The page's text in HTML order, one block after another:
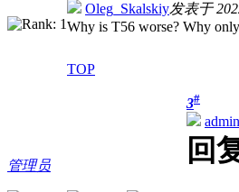
Oleg_Skalskiy发表于
Why is T56 worse? Why
TOP
管理员
3#
admin
回